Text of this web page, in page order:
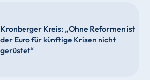
Kronberger Kreis: „Ohne Reformen ist
der Euro für künftige Krisen nicht
gerüstet“